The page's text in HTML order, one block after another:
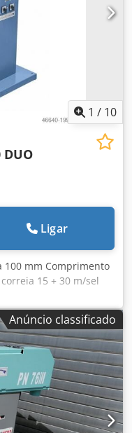
1 / 10
DUO
Ligar
100 mm Comprimento
15 + 30 m/sel
ajustável de - a 30 -
2 x 75,0 mm
Dkodsxab Dzepfx
400 x 100
kW Peso da máquina
x 1400 x 1200 mm A
de lixar
de tubos e perfis
superfícies arestas,
na parte de trás,
Anúncio classificado